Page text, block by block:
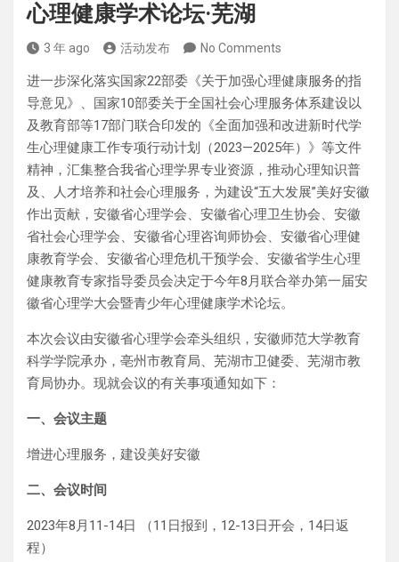
心理健康学术论坛·芜湖
3 年 ago 活动发布 No Comments
进一步深化落实国家22部委《关于加强心理健康服务的指
导意见》、国家10部委关于全国社会心理服务体系建设以
及教育部等17部门联合印发的《全面加强和改进新时代学
生心理健康工作专项行动计划（2023—2025年）》等文件
精神，汇集整合我省心理学界专业资源，推动心理知识普
及、人才培养和社会心理服务，为建设“五大发展”美好安徽
作出贡献，安徽省心理学会、安徽省心理卫生协会、安徽
省社会心理学会、安徽省心理咨询师协会、安徽省心理健
康教育学会、安徽省心理危机干预学会、安徽省学生心理
健康教育专家指导委员会决定于今年8月联合举办第一届安
徽省心理学大会暨青少年心理健康学术论坛。
本次会议由安徽省心理学会牵头组织，安徽师范大学教育
科学学院承办，亳州市教育局、芜湖市卫健委、芜湖市教
育局协办。现就会议的有关事项通知如下：
一、会议主题
增进心理服务，建设美好安徽
二、会议时间
2023年8月11-14日 （11日报到，12-13日开会，14日返
程）